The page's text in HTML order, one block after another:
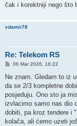
čak i korektniji nego što
vdamir78
Re: Telekom RS
P
s
06 Mar 2026, 16:22
Ne znam. Gledam to iz
da se 2/3 kompletne
posjeduju. Ono sto ja
izvlacimo samo nas dio
dobiti, pa kroz tendere i
kolača, ali ćemo uzeti